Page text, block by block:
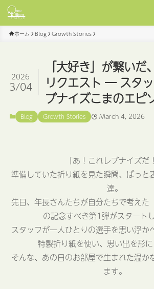
ホーム Blog Growth Stories
「大好き」が繋い
リクエスト ― スタ
ブナイズこまのエ
2026
3/04
Blog Growth Stories March 4, 2026
「あ！これレブナイズだ
準備していた折り紙を見た瞬間、ぱっと
達。
先日、年長さんたちが自分たちで考えた
の記念すべき第1弾がスタート
スタッフが一人ひとりの選手を思い浮か
特製折り紙を使い、思い出を形に
そんな、あの日のお部屋で生まれた温か
ます。